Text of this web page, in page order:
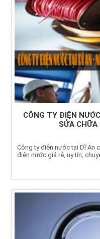
CÔNG TY ĐIỆN
SỬA CHỮA
Công ty điện nước tại Dĩ An
điện nước giá rẻ, uy tín,